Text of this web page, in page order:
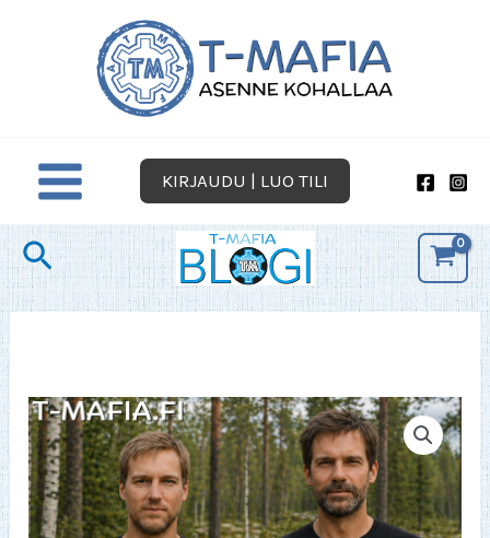
KIRJAUDU | LUO TILI
Hae